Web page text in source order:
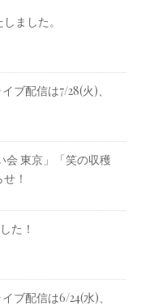
ました。
ブ配信は7/28(火)、
会 東京」「笑の収穫
！
た！
ブ配信は6/24(水)、